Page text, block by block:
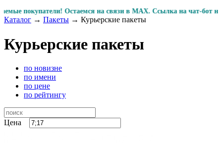
покупатели! Остаемся на связи в MAX. Ссылка на чат-
Каталог → Пакеты → Курьерские пакеты
Курьерские пакеты
по новизне
по имени
по цене
по рейтингу
Цена